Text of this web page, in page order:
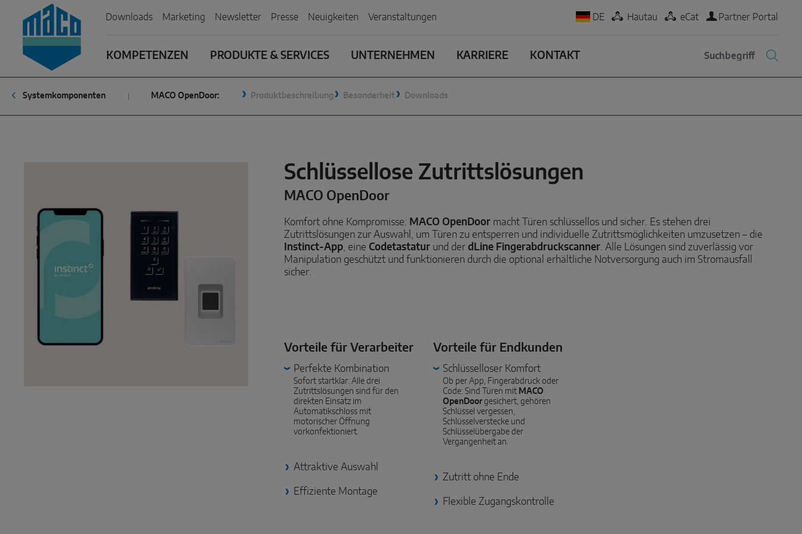
Zum Inhalt
Zum Inhaltsverzeichnis
Zur Hautpnavigation
Downloads Marketing Newsletter Presse Neuigkeiten Veranstaltungen DE Hautau eCat Partner Portal
KOMPETENZEN PRODUKTE & SERVICES UNTERNEHMEN KARRIERE KONTAKT
Systemkomponenten MACO OpenDoor: Produktbeschreibung Besonderheit Downloads
Schlüssellose Zutrittslösungen
MACO OpenDoor
Komfort ohne Kompromisse: MACO OpenDoor macht Türen schlüssellos und sicher. Es stehen drei
Zutrittslösungen zur Auswahl, um Türen zu entsperren und individuelle Zutrittsmöglichkeiten umzusetzen – die
Instinct-App , eineCodetastatur und derdLine Fingerabdruckscanner . Alle Lösungen sind zuverlässig vor
Manipulation geschützt und funktionieren durch die optional erhältliche Notversorgung auch im Stromausfall
sicher.
Vorteile für Verarbeiter
Perfekte Kombination
Sofort startklar: Alle drei
Zutrittslösungen sind für den
direkten Einsatz im
Automatikschloss mit
motorischer Öffnung
vorkonfektioniert.
Attraktive Auswahl
Effiziente Montage
Vorteile für Endkunden
Schlüsselloser Komfort
Ob per App, Fingerabdruck oder
Code: Sind Türen mit MACO
OpenDoorgesichert, gehören
Schlüssel vergessen,
Schlüsselverstecke und
Schlüsselübergabe der
Vergangenheit an.
Zutritt ohne Ende
Flexible Zugangskontrolle